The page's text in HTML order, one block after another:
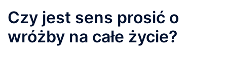
Czy jest sens prosić o
wróżby na całe życie?